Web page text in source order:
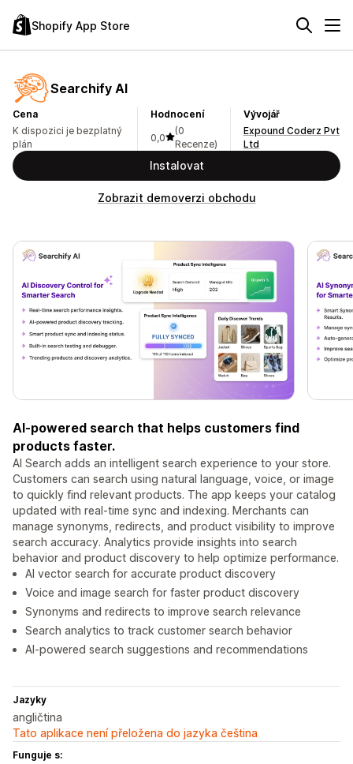
Shopify App Store
Searchify AI
Cena
K dispozici je bezplatný
plán
Hodnocení
0,0
(0
Recenze)
Vývojář
Expound Coderz Pvt
Ltd
Instalovat
Zobrazit demoverzi obchodu
AI-powered search that helps customers find
products faster.
AI Search adds an intelligent search experience to your store.
Customers can search using natural language, voice, or image
to quickly find relevant products. The app keeps your catalog
updated with real-time sync and indexing. Merchants can
manage synonyms, redirects, and product visibility to improve
search accuracy. Analytics provide insights into search
behavior and product discovery to help optimize performance.
AI vector search for accurate product discovery
Voice and image search for faster product discovery
Synonyms and redirects to improve search relevance
Search analytics to track customer search behavior
AI-powered search suggestions and recommendations
Jazyky
angličtina
Tato aplikace není přeložena do jazyka čeština
Funguje s: